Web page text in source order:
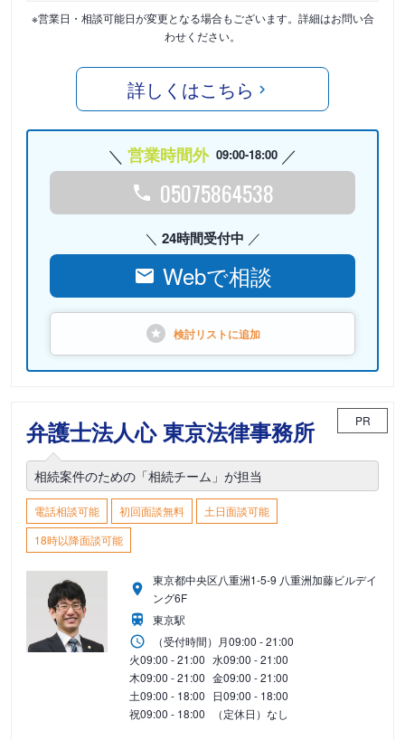
※営業日・相談可能日が変更となる場合もございます。詳細はお問い合
わせください。
詳しくはこちら
営業時間外 09:00-18:00
05075864538
24時間受付中
Webで相談
検討リストに追加
弁護士法人心 東京法律事務所 PR
相続案件のための「相続チーム」が担当
電話相談可能 初回面談無料
土日面談可能
18時以降面談可能
東京都中央区八重洲1-5-9 八重洲加藤ビルデイ
ング6F
東京駅
（受付時間） 月09:00 - 21:00
火09:00 - 21:00 水09:00 - 21:00
木09:00 - 21:00 金09:00 - 21:00
土09:00 - 18:00 日09:00 - 18:00
祝09:00 - 18:00 （定休日）なし